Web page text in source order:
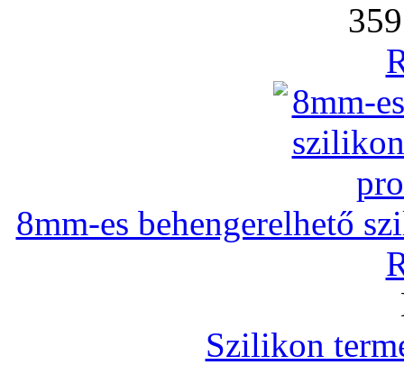
8mm-es behengerelhető
Szilikon